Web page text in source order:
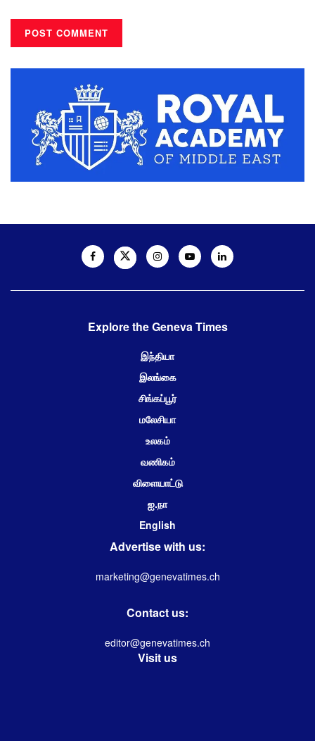
Explore the Geneva Times
இந்தியா
இலங்கை
சிங்கப்பூர்
மலேசியா
உலகம்
வணிகம்
விளையாட்டு
ஐ.நா
English
Advertise with us:
marketing@genevatimes.ch
Contact us:
editor@genevatimes.ch
Visit us